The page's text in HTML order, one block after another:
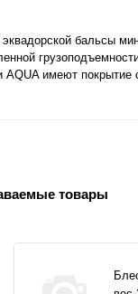
бальсы
имеют
товары